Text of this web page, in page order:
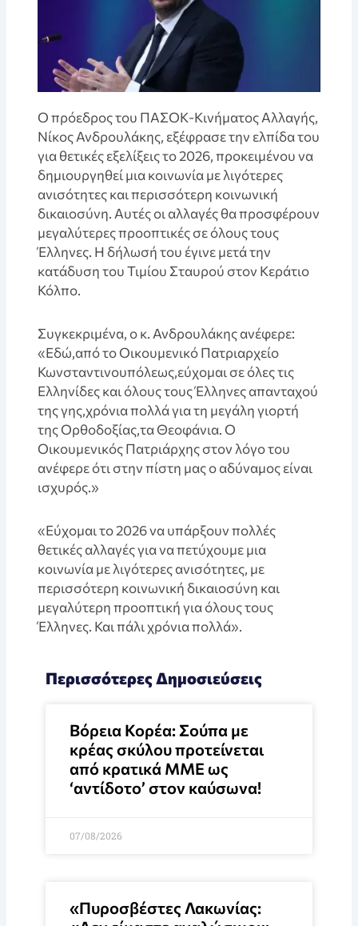
Ο πρόεδρος του ΠΑΣΟΚ-Κινήματος Αλλαγής,
Νίκος Ανδρουλάκης, εξέφρασε την ελπίδα του
για θετικές εξελίξεις το 2026, προκειμένου να
δημιουργηθεί μια κοινωνία με λιγότερες
ανισότητες και περισσότερη κοινωνική
δικαιοσύνη. Αυτές οι αλλαγές θα προσφέρουν
μεγαλύτερες προοπτικές σε όλους τους
Έλληνες. Η δήλωσή του έγινε μετά την
κατάδυση του Τιμίου Σταυρού στον Κεράτιο
Κόλπο.
Συγκεκριμένα, ο κ. Ανδρουλάκης ανέφερε:
«Εδώ,από το Οικουμενικό Πατριαρχείο
Κωνσταντινουπόλεως,εύχομαι σε όλες τις
Ελληνίδες και όλους τους Έλληνες απανταχού
της γης,χρόνια πολλά για τη μεγάλη γιορτή
της Ορθοδοξίας,τα Θεοφάνια. Ο
Οικουμενικός Πατριάρχης στον λόγο του
ανέφερε ότι στην πίστη μας ο αδύναμος είναι
ισχυρός.»
«Εύχομαι το 2026 να υπάρξουν πολλές
θετικές αλλαγές για να πετύχουμε μια
κοινωνία με λιγότερες ανισότητες, με
περισσότερη κοινωνική δικαιοσύνη και
μεγαλύτερη προοπτική για όλους τους
Έλληνες. Και πάλι χρόνια πολλά».
Περισσότερες Δημοσιεύσεις
Βόρεια Κορέα: Σούπα με
κρέας σκύλου προτείνεται
από κρατικά ΜΜΕ ως
‘αντίδοτο’ στον καύσωνα!
07/08/2026
«Πυροσβέστες Λακωνίας: